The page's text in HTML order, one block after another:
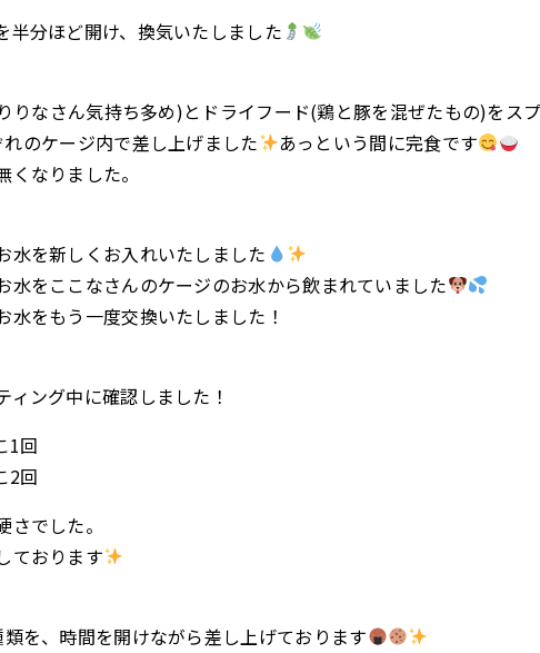
半分ほど開け、換気いたしました
りなさん気持ち多め)とドライフード(鶏と豚を混ぜたもの)をス
のケージ内で差し上げました
あっという間に完食です
なりました。
水を新しくお入れいたしました
水をここなさんのケージのお水から飲まれていました
をもう一度交換いたしました！
ング中に確認しました！
1回
2回
でした。
ております
を、時間を開けながら差し上げております